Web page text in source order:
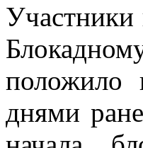
Участники
положило
днями